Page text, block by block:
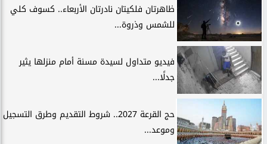
ظاهرتان فلكيتان نادرتان الأربعاء.. كسوف كلي
للشمس وذروة...
فيديو متداول لسيدة مسنة أمام منزلها يثير
جدلًا...
حج القرعة 2027.. شروط التقديم وطرق التسجيل
وموعد...